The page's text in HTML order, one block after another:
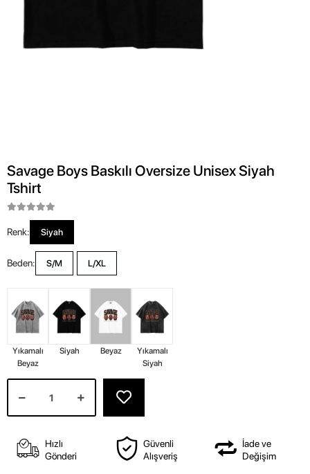
Savage Boys Baskılı Oversize Unisex Siyah
Tshirt
Renk: Siyah
Beden: S/M L/XL
Yıkamalı
Beyaz
Siyah Beyaz
Yıkamalı
Siyah
Hızlı
Gönderi
Güvenli
Alışveriş
İade ve
Değişim